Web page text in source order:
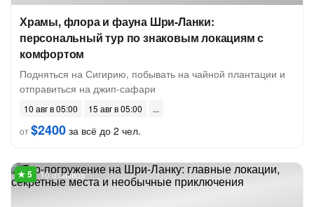
Храмы, флора и фауна Шри-Ланки:
персональный тур по знаковым локациям с
комфортом
Подняться на Сигирию, побывать на чайной плантации и
отправиться на джип-сафари
10 авг в 05:00
15 авг в 05:00
от$2400 за всё до 2 чел.
10 отзывов